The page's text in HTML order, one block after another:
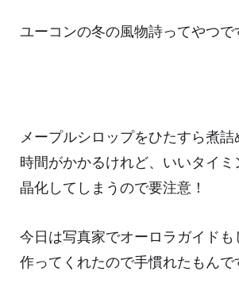
ユーコンの冬の風物詩ってやつで
メープルシロップをひたすら煮詰
時間がかかるけれど、いいタイ
晶化してしまうので要注意！
今日は写真家でオーロラガイド
作ってくれたので手慣れたもんで